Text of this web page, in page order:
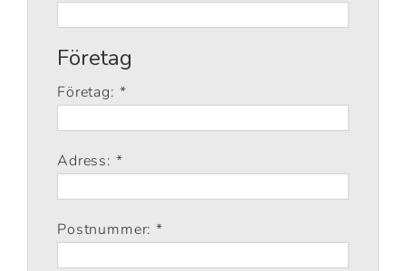
Företag
Företag: *
Adress: *
Postnummer: *